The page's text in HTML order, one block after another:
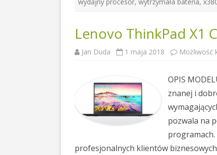
Lenovo ThinkPad X1
Jan Duda 1 maja 2018 Możliwość
OPIS
znanej i
pozwala na
profesjonalnych klientów